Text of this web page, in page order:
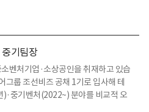
기팀장
벤처기업·소상공인을 취재하고 있습
그룹 조선비즈 공채 1기로 입사해 테
중기벤처(2022~) 분야를 비교적 오